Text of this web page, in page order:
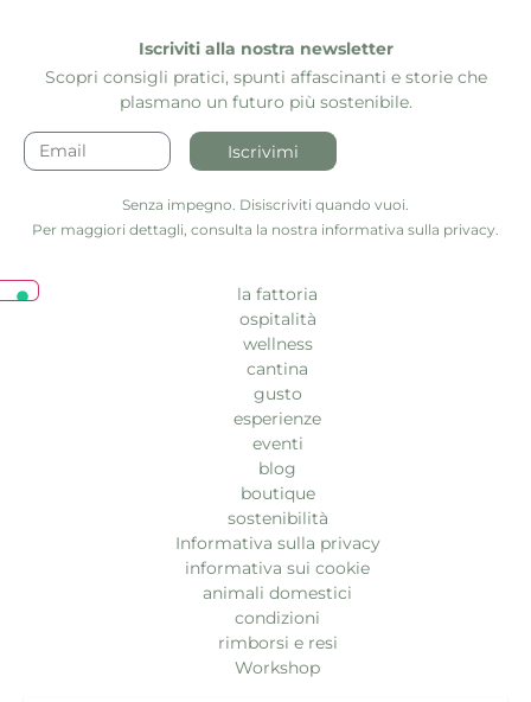
Iscriviti alla nostra newsletter
Scopri consigli pratici, spunti affascinanti e storie che
plasmano un futuro più sostenibile.
Iscrivimi
Senza impegno. Disiscriviti quando vuoi.
Per maggiori dettagli, consulta la nostra informativa sulla privacy.
la fattoria
ospitalità
wellness
cantina
gusto
esperienze
eventi
blog
boutique
sostenibilità
Informativa sulla privacy
informativa sui cookie
animali domestici
condizioni
rimborsi e resi
Workshop